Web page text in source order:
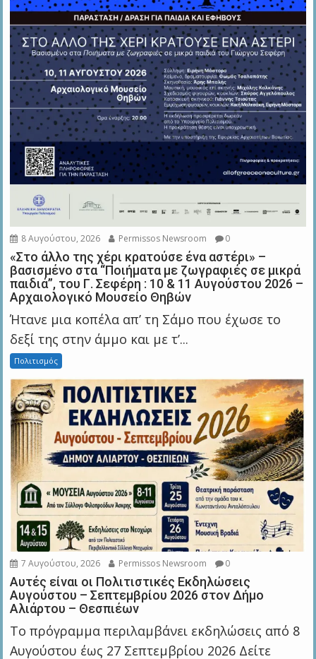
8 Αυγούστου, 2026 Permissos Newsroom 0
«Στο άλλο της χέρι κρατούσε ένα αστέρι» –
βασισμένο στα “Ποιήματα με ζωγραφιές σε μικρά
παιδιά”, του Γ. Σεφέρη : 10 & 11 Αυγούστου 2026 –
Αρχαιολογικό Μουσείο Θηβών
Ήτανε μια κοπέλα απ’ τη Σάμο που έχωσε το
δεξί της στην άμμο και με τ’...
Πολιτισμός
7 Αυγούστου, 2026 Permissos Newsroom 0
Αυτές είναι οι Πολιτιστικές Εκδηλώσεις
Αυγούστου – Σεπτεμβρίου 2026 στον Δήμο
Αλιάρτου – Θεσπιέων
Το πρόγραμμα περιλαμβάνει εκδηλώσεις από 8
Αυγούστου έως 27 Σεπτεμβρίου 2026 Δείτε